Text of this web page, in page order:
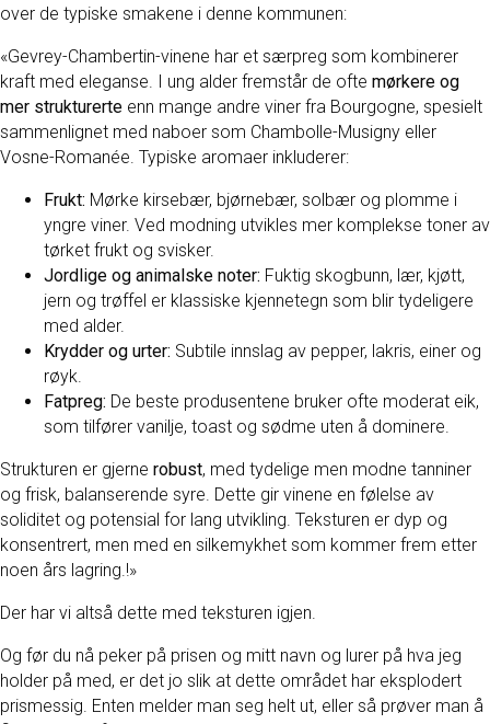
over de typiske smakene i denne kommunen:
«Gevrey-Chambertin-vinene har et særpreg som kombinerer
kraft med eleganse. I ung alder fremstår de ofte mørkere og
mer strukturerte enn mange andre viner fra Bourgogne, spesielt
sammenlignet med naboer som Chambolle-Musigny eller
Vosne-Romanée. Typiske aromaer inkluderer:
Frukt: Mørke kirsebær, bjørnebær, solbær og plomme i
yngre viner. Ved modning utvikles mer komplekse toner av
tørket frukt og svisker.
Jordlige og animalske noter: Fuktig skogbunn, lær, kjøtt,
jern og trøffel er klassiske kjennetegn som blir tydeligere
med alder.
Krydder og urter: Subtile innslag av pepper, lakris, einer og
røyk.
Fatpreg: De beste produsentene bruker ofte moderat eik,
som tilfører vanilje, toast og sødme uten å dominere.
Strukturen er gjerne robust, med tydelige men modne tanniner
og frisk, balanserende syre. Dette gir vinene en følelse av
soliditet og potensial for lang utvikling. Teksturen er dyp og
konsentrert, men med en silkemykhet som kommer frem etter
noen års lagring.!»
Der har vi altså dette med teksturen igjen.
Og før du nå peker på prisen og mitt navn og lurer på hva jeg
holder på med, er det jo slik at dette området har eksplodert
prismessig. Enten melder man seg helt ut, eller så prøver man å